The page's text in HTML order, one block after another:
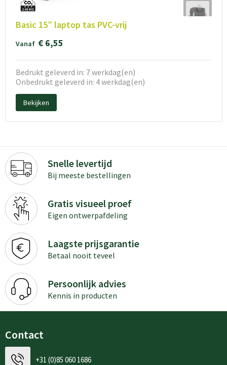
Basic 15” laptop tas PVC-vrij
Vanaf € 6,55
Bedrukt geleverd in: 7 werkdag(en)
Onbedrukt geleverd in: 4 werkdag(en)
Bekijken
Snelle levertijd
Bij meeste bestellingen
Gratis visueel proef
Eigen ontwerpafdeling
Laagste prijsgarantie
Betaal nooit teveel
Persoonlijk advies
Kennis in producten
Contact
+31 (0)85 060 1686